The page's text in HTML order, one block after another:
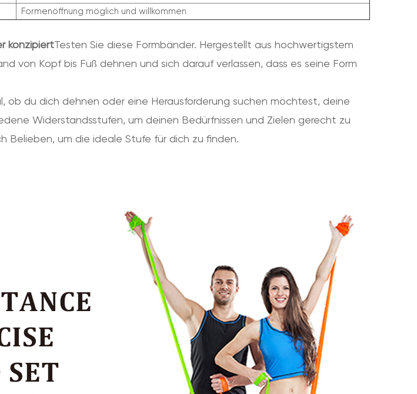
Formenöffnung möglich und willkommen
konzipiertTesten Sie diese Formbänder. Hergestellt aus hochwertigstem
von Kopf bis Fuß dehnen und sich darauf verlassen, dass es seine Form
ob du dich dehnen oder eine Herausforderung suchen möchtest, deine
Widerstandsstufen, um deinen Bedürfnissen und Zielen gerecht zu
Belieben, um die ideale Stufe für dich zu finden.